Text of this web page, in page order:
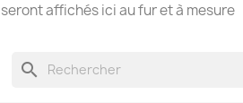
affichés ici au fur et à mesure
search